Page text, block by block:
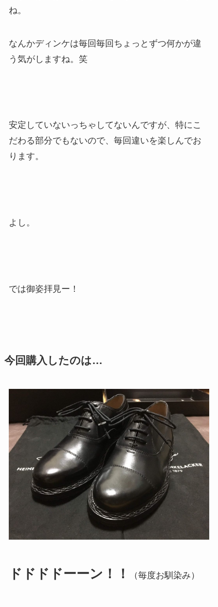
ね。
なんかディンケは毎回毎回ちょっとずつ何かが違
う気がしますね。笑
安定していないっちゃしてないんですが、特にこ
だわる部分でもないので、毎回違いを楽しんでお
ります。
よし。
では御姿拝見ー！
今回購入したのは…
ドドドドーーン！！ （毎度お馴染み）